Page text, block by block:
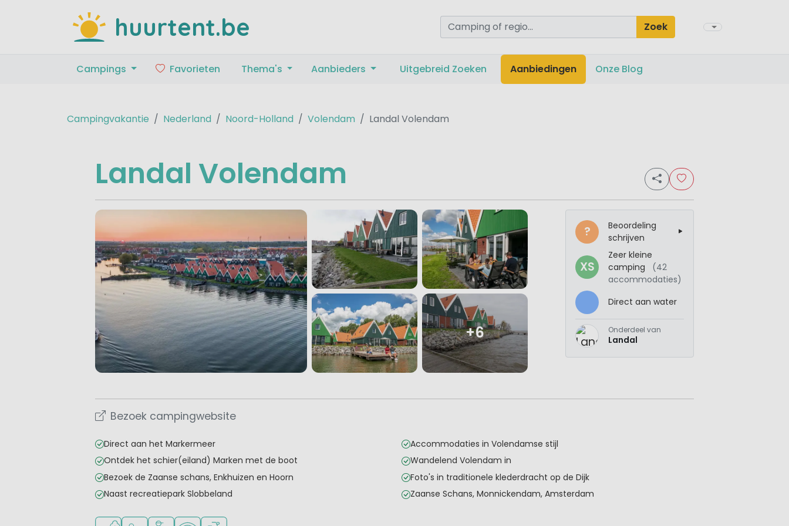
huurtent.be Zoek
Campings Favorieten Thema's Aanbieders Uitgebreid Zoeken Aanbiedingen Onze Blog
Campingvakantie Nederland Noord-Holland Volendam Landal Volendam
Landal Volendam
+6
?
Beoordeling
schrijven
XS
Zeer kleine
camping
(42
accommodaties)
Direct aan water
Onderdeel van
Landal
Bezoek campingwebsite
Direct aan het Markermeer
Ontdek het schier(eiland) Marken met de boot
Bezoek de Zaanse schans, Enkhuizen en Hoorn
Naast recreatiepark Slobbeland
Accommodaties in Volendamse stijl
Wandelend Volendam in
Foto's in traditionele klederdracht op de Dijk
Zaanse Schans, Monnickendam, Amsterdam
Ligt bij het water
Aanbevolen voor jonge kinderen
Aanbevolen voor tieners
WiFi beschikbaar
Fietsverhuur